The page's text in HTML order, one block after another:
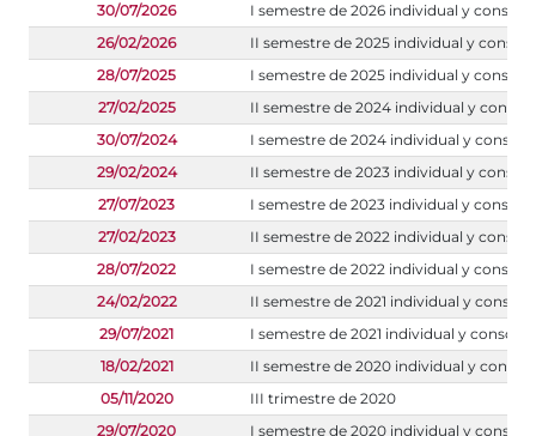
30/07/2026
I semestre de 2026 individual y
26/02/2026
II semestre de 2025 individual y
28/07/2025
I semestre de 2025 individual y
27/02/2025
II semestre de 2024 individual y
30/07/2024
I semestre de 2024 individual y
29/02/2024
II semestre de 2023 individual y
27/07/2023
I semestre de 2023 individual y
27/02/2023
II semestre de 2022 individual y
28/07/2022
I semestre de 2022 individual y
24/02/2022
II semestre de 2021 individual y
29/07/2021
I semestre de 2021 individual y
18/02/2021
II semestre de 2020 individual y
05/11/2020
III trimestre de 2020
29/07/2020
I semestre de 2020 individual y